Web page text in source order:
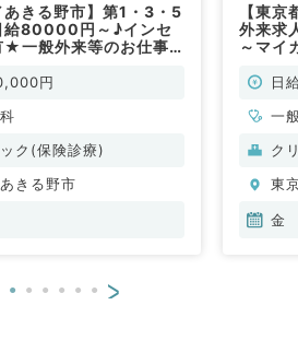
あきる野市】第1・3・5
給80000円～♪インセ
★一般外来等のお仕事
円
ク(保険診療)
きる野市
【東
外来求
～マイ
日
一
ク
東
金
>